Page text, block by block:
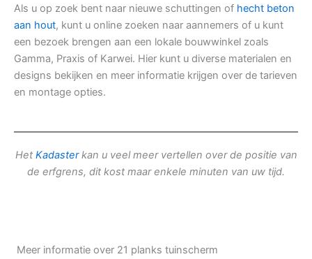
Als u op zoek bent naar nieuwe schuttingen of hecht beton
aan hout, kunt u online zoeken naar aannemers of u kunt
een bezoek brengen aan een lokale bouwwinkel zoals
Gamma, Praxis of Karwei. Hier kunt u diverse materialen en
designs bekijken en meer informatie krijgen over de tarieven
en montage opties.
Het Kadasterkan u veel meer vertellen over de positie van
de erfgrens, dit kost maar enkele minuten van uw tijd.
Meer informatie over 21 planks tuinscherm